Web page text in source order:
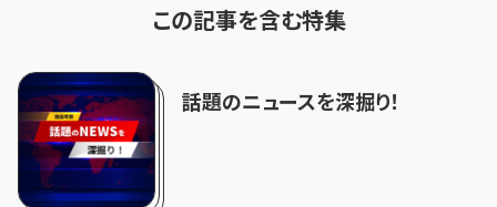
この記事を含む特集
話題のニュースを深掘り！